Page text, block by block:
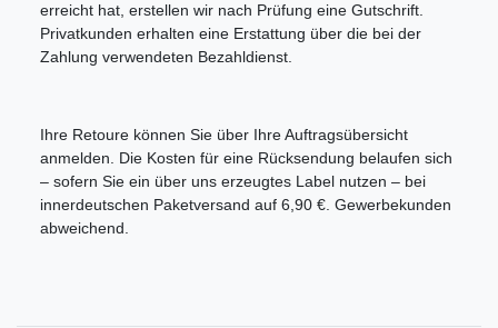
erreicht hat, erstellen wir nach Prüfung eine Gutschrift.
Privatkunden erhalten eine Erstattung über die bei der
Zahlung verwendeten Bezahldienst.
Ihre Retoure können Sie über Ihre Auftragsübersicht
anmelden. Die Kosten für eine Rücksendung belaufen sich
– sofern Sie ein über uns erzeugtes Label nutzen – bei
innerdeutschen Paketversand auf 6,90 €. Gewerbekunden
abweichend.